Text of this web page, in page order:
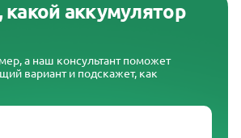
какой аккумулятор
а наш консультант поможет
вариант и подскажет, как